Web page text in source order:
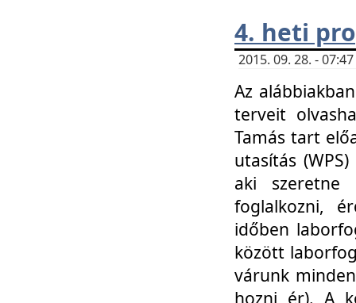
4. heti
2015. 09. 28. -
Az
terveit
Tamás tart
utasítás
aki szeretne
foglalkozni,
időben
között
várunk
hozni ér). A